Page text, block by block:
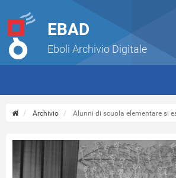
EBAD
Eboli Archivio Digitale
Archivio Alunni di scuola elementare si